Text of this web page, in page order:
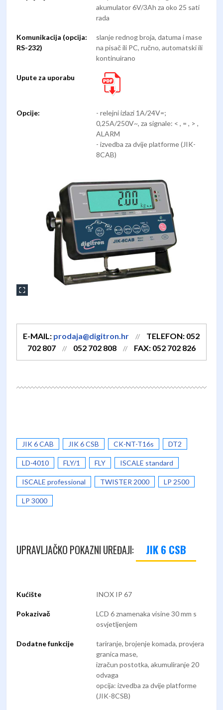
akumulator 6V/3Ah za oko 25 sati
rada
Komunikacija (opcija:
RS-232)
slanje rednog broja, datuma i mase
na pisač ili PC, ručno, automatski ili
kontinuirano
Upute za uporabu
Opcije:
- relejni izlazi 1A/24V=;
0,25A/250V~, za signale: < , = , > ,
ALARM
- izvedba za dvije platforme (JIK-
8CAB)
E-MAIL: prodaja@digitron.hr //
TELEFON: 052
702 807
// 052 702 808 // FAX: 052 702 826
JIK 6 CAB JIK 6 CSB CK-NT-T16s DT2
LD-4010 FLY/1 FLY ISCALE standard
ISCALE professional TWISTER 2000 LP 2500
LP 3000
UPRAVLJAČKO POKAZNI UREĐAJI: JIK 6 CSB
Kućište INOX IP 67
Pokazivač
LCD 6 znamenaka visine 30 mm s
osvjetljenjem
Dodatne funkcije
tariranje, brojenje komada, provjera
granica mase,
izračun postotka, akumuliranje 20
odvaga
opcija: izvedba za dvije platforme
(JIK-8CSB)